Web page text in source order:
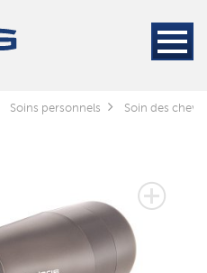
Soins personnels Soin des